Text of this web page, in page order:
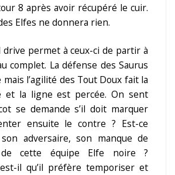
8 après avoir récupéré le cuir.
Elfes ne donnera rien.
drive permet à ceux-ci de partir à
complet. La défense des Saurus
l’agilité des Tout Doux fait la
et la ligne est percée. On sent
se demande s’il doit marquer
ensuite le contre ? Est-ce
son adversaire, son manque de
cette équipe Elfe noire ?
il qu’il préfère temporiser et